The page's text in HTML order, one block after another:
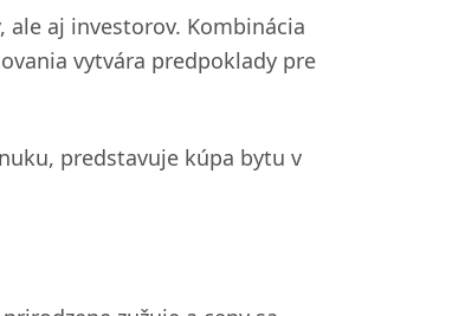
aj investorov. Kombinácia
vytvára predpoklady pre
predstavuje kúpa bytu v